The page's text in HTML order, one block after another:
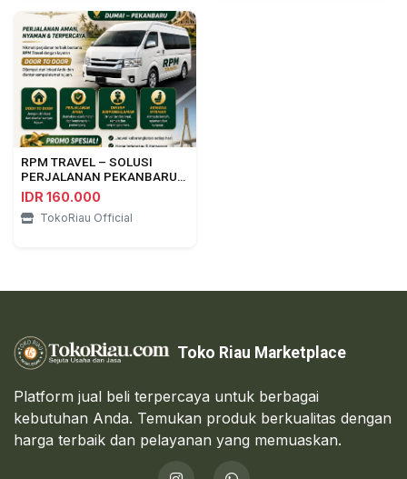
RPM TRAVEL – SOLUSI
PERJALANAN PEKANBARU
⇄ DUMAI
IDR 160.000
TokoRiau Official
Toko Riau Marketplace
Platform jual beli terpercaya untuk berbagai
kebutuhan Anda. Temukan produk berkualitas dengan
harga terbaik dan pelayanan yang memuaskan.